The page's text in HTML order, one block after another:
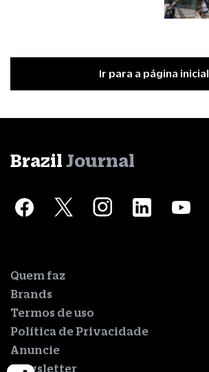
Ir para a página inicial
Brazil Journal
Quem faz
Brands
Termos de uso
Política de Privacidade
Anuncie
Newsletter